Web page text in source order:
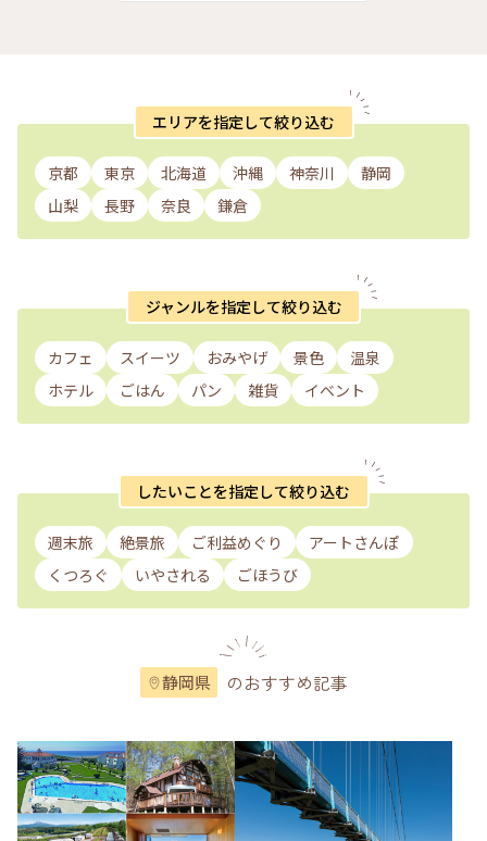
エリアを指定して絞り込む
京都 東京 北海道 沖縄 神奈川
静岡
山梨
長野 奈良 鎌倉
ジャンルを指定して絞り込む
カフェ スイーツ おみやげ 景色
温泉
ホテル
ごはん パン 雑貨 イベント
したいことを指定して絞り込む
週末旅 絶景旅 ご利益めぐり
アートさんぽ
くつろぐ
いやされる ごほうび
静岡県 のおすすめ記事